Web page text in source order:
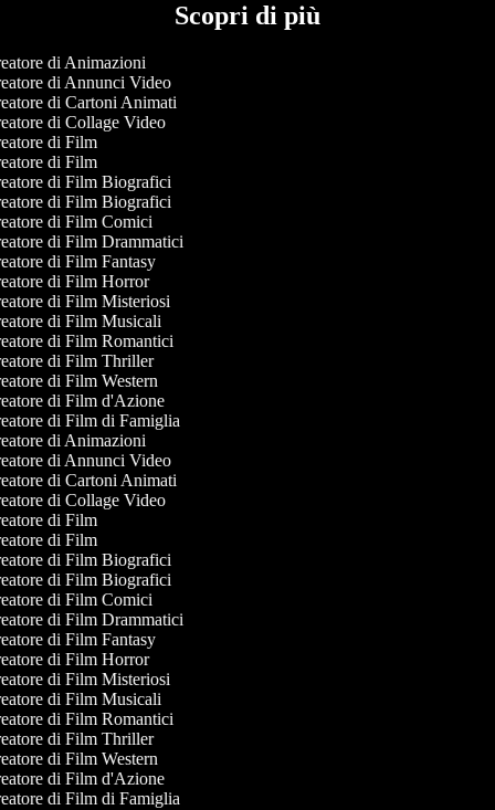
Scopri di più
di Animazioni
di Annunci Video
di Cartoni Animati
di Collage Video
di Film
di Film
di Film Biografici
di Film Biografici
di Film Comici
di Film Drammatici
di Film Fantasy
di Film Horror
di Film Misteriosi
di Film Musicali
di Film Romantici
di Film Thriller
di Film Western
di Film d'Azione
di Film di Famiglia
di Animazioni
di Annunci Video
di Cartoni Animati
di Collage Video
di Film
di Film
di Film Biografici
di Film Biografici
di Film Comici
di Film Drammatici
di Film Fantasy
di Film Horror
di Film Misteriosi
di Film Musicali
di Film Romantici
di Film Thriller
di Film Western
di Film d'Azione
di Film di Famiglia